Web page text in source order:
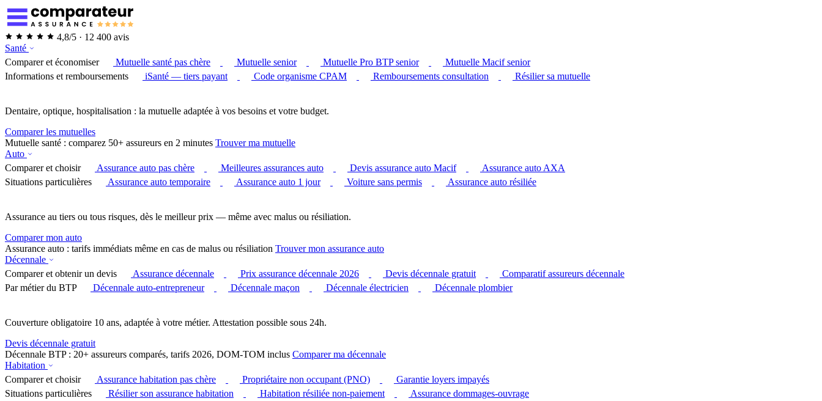
4,8/5 · 12 400 avis
Santé
Comparer et économiser
Mutuelle santé pas chère Mutuelle senior Mutuelle Pro BTP senior
Mutuelle Macif senior
Informations et remboursements
iSanté — tiers payant Code organisme CPAM Remboursements consultation Résilier sa mutuelle
Dentaire, optique, hospitalisation : la mutuelle adaptée à vos besoins et votre budget.
Comparer les mutuelles
Mutuelle santé : comparez 50+ assureurs en 2 minutes Trouver ma mutuelle
Auto
Comparer et choisir
Assurance auto pas chère Meilleures assurances auto Devis assurance auto Macif
Assurance auto AXA
Situations particulières
Assurance auto temporaire Assurance auto 1 jour Voiture sans permis Assurance auto résiliée
Assurance au tiers ou tous risques, dès le meilleur prix — même avec malus ou résiliation.
Comparer mon auto
Assurance auto : tarifs immédiats même en cas de malus ou résiliation Trouver mon assurance auto
Décennale
Comparer et obtenir un devis
Assurance décennale Prix assurance décennale 2026 Devis décennale gratuit
Comparatif assureurs décennale
Par métier du BTP
Décennale auto-entrepreneur Décennale maçon Décennale électricien Décennale plombier
Couverture obligatoire 10 ans, adaptée à votre métier. Attestation possible sous 24h.
Devis décennale gratuit
Décennale BTP : 20+ assureurs comparés, tarifs 2026, DOM-TOM inclus Comparer ma décennale
Habitation
Comparer et choisir
Assurance habitation pas chère Propriétaire non occupant (PNO)
Garantie loyers impayés
Situations particulières
Résilier son assurance habitation Habitation résiliée non-paiement Assurance dommages-ouvrage